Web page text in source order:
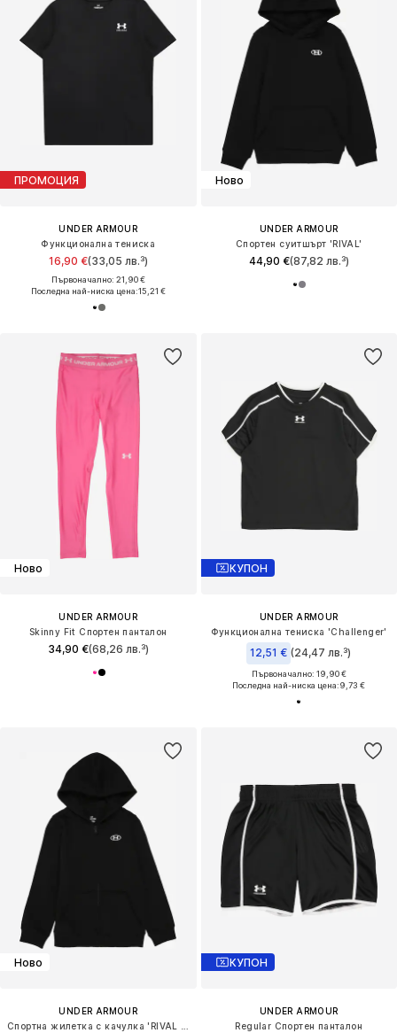
ПРОМОЦИЯ
UNDER ARMOUR
Функционална тениска
16,90 €(33,05 лв.³)
Първоначално: 21,90 €
Последна най-ниска цена:15,21 €
Ново
UNDER ARMOUR
Спортен суитшърт 'RIVAL'
44,90 €(87,82 лв.³)
Ново
UNDER ARMOUR
Skinny Fit Спортен панталон
34,90 €(68,26 лв.³)
КУПОН
UNDER ARMOUR
Функционална тениска 'Challenger'
12,51 € (24,47 лв.³)
Първоначално: 19,90 €
Последна най-ниска цена:9,73 €
Ново
UNDER ARMOUR
КУПОН
UNDER ARMOUR
Regular Спортен панталон